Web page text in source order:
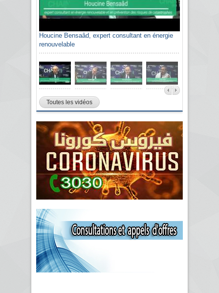
Houcine Bensaâd, expert consultant en énergie
renouvelable
Toutes les vidéos